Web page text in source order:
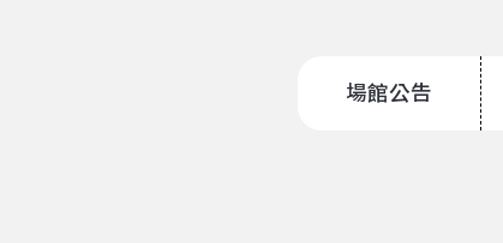
場館公告